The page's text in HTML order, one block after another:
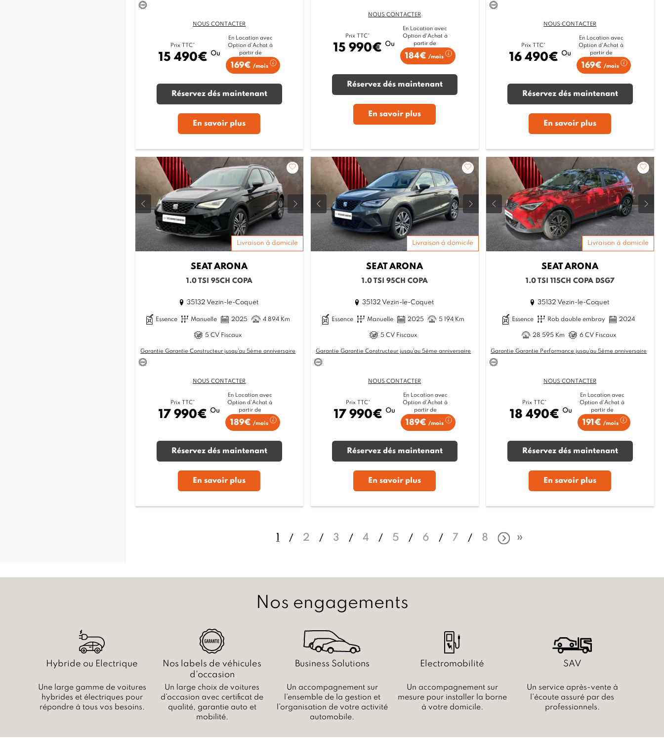
NOUS CONTACTER
Prix TTC*
15 490€ Ou
En Location avec
Option d'Achat à
partir de
169€ /mois
Réservez dés maintenant
En savoir plus
NOUS CONTACTER
Prix TTC*
15 990€ Ou
En Location avec
Option d'Achat à
partir de
184€/mois
Réservez dés maintenant
En savoir plus
NOUS CONTACTER
Prix TTC*
16 490€ Ou
En Location avec
Option d'Achat à
partir de
169€ /mois
Réservez dés maintenant
En savoir plus
Livraison à domicile
SEATARONA
1.0 TSI 95CH COPA
35132 Vezin-le-Coquet
Essence Manuelle 2025 4 894 Km
5 CV Fiscaux
Garantie Garantie Constructeur jusqu'au 5ème anniversaire
NOUS CONTACTER
Prix TTC*
17 990€ Ou
En Location avec
Option d'Achat à
partir de
189€ /mois
Réservez dés maintenant
En savoir plus
Livraison à domicile
SEATARONA
1.0 TSI 95CH COPA
35132 Vezin-le-Coquet
Essence Manuelle 2025 5 194 Km
5 CV Fiscaux
Garantie Garantie Constructeur jusqu'au 5ème anniversaire
NOUS CONTACTER
Prix TTC*
17 990€ Ou
En Location avec
Option d'Achat à
partir de
189€ /mois
Réservez dés maintenant
En savoir plus
Livraison à domicile
SEATARONA
1.0 TSI 115CH COPA DSG7
35132 Vezin-le-Coquet
Essence Rob double embray 2024
28 595 Km 6 CV Fiscaux
Garantie Garantie Performance jusqu'au 5ème anniversaire
NOUS CONTACTER
Prix TTC*
18 490€ Ou
En Location avec
Option d'Achat à
partir de
191€ /mois
Réservez dés maintenant
En savoir plus
2 3 4 5 6 7 8
Nos engagements
Hybride ou Electrique
Une large gamme de voitures
hybrides et électriques pour
répondre à tous vos besoins.
Nos labels de véhicules
d'occasion
Un large choix de voitures
d’occasion avec certificat de
qualité, garantie auto et
mobilité.
Business Solutions
Un accompagnement sur
l’ensemble de la gestion et
l’organisation de votre activité
automobile.
Electromobilité
Un accompagnement sur
mesure pour installer la borne
à votre domicile.
SAV
Un service après-vente à
l’écoute assuré par des
professionnels.